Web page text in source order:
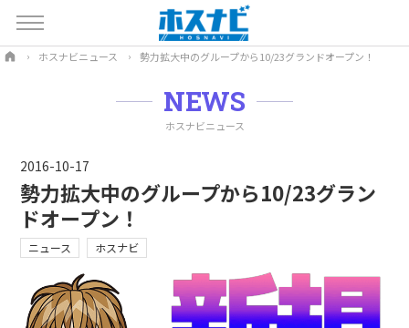
ホスナビニュース 勢力拡大中のグループから10/23グランドオープン！
NEWS
ホスナビニュース
2016-10-17
勢力拡大中のグループから10/23グラン
ドオープン！
ニュース ホスナビ